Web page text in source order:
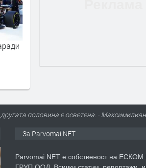
концерт
половина е осветена. -
За Parvomai.NET
Parvomai.NET е собственост на